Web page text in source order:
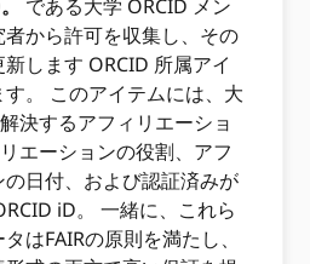
である大学 ORCID メン
から許可を収集し、その
します ORCID 所属アイ
。 このアイテムには、大
決するアフィリエーショ
エーションの役割、アフ
の日付、および認証済みが
iD。 一緒に、これら
はFAIRの原則を満たし、